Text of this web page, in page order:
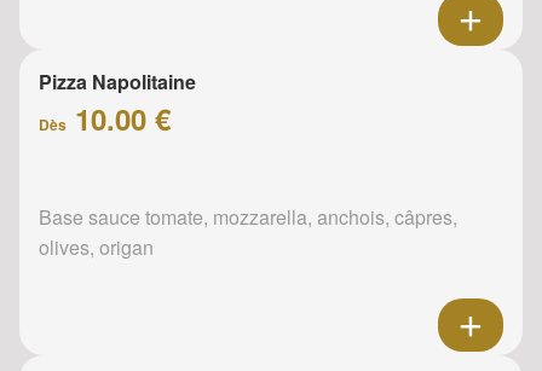
Pizza Napolitaine
Dès 10.00 €
Base sauce tomate, mozzarella, anchois, câpres,
olives, origan